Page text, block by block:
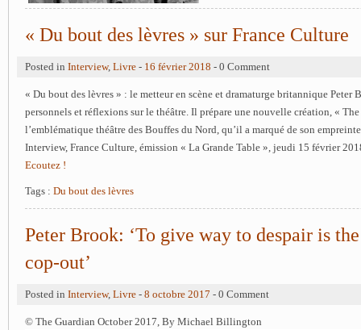
« Du bout des lèvres » sur France Culture
Posted in Interview, Livre - 16 février 2018 - 0 Comment
« Du bout des lèvres » : le metteur en scène et dramaturge britannique Peter
personnels et réflexions sur le théâtre. Il prépare une nouvelle création, « The
l’emblématique théâtre des Bouffes du Nord, qu’il a marqué de son
Interview, France Culture, émission « La Grande Table », jeudi 15 février
Ecoutez !
Tags : Du bout des lèvres
Peter Brook: ‘To give way to despair is
cop-out’
Posted in Interview, Livre - 8 octobre 2017 - 0 Comment
© The Guardian October 2017, By Michael Billington